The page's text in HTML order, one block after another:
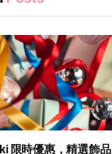
限時優惠，精選飾品